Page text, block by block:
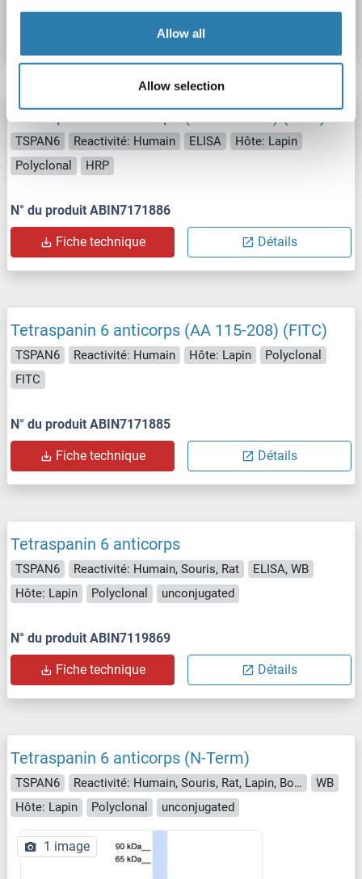
Allow all
Allow selection
Tetraspanin 6 anticorps (AA 115-208) (HRP)
TSPAN6 Reactivité: Humain ELISA
Hôte: Lapin
Polyclonal
HRP
N° du produit ABIN7171886
Fiche technique Détails
Tetraspanin 6 anticorps (AA 115-208) (FITC)
TSPAN6 Reactivité: Humain Hôte: Lapin
Polyclonal
FITC
N° du produit ABIN7171885
Fiche technique Détails
Tetraspanin 6 anticorps
TSPAN6 Reactivité: Humain, Souris, Rat
ELISA, WB
Hôte: Lapin
Polyclonal unconjugated
N° du produit ABIN7119869
Fiche technique Détails
Tetraspanin 6 anticorps (N-Term)
TSPAN6 Reactivité: Humain, Souris, Rat, Lapin, Boeuf (Vache), Chien, Cobaye, Cheval
WB
Hôte: Lapin
Polyclonal unconjugated
1 image